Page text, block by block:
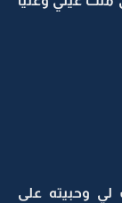
وحبيته على